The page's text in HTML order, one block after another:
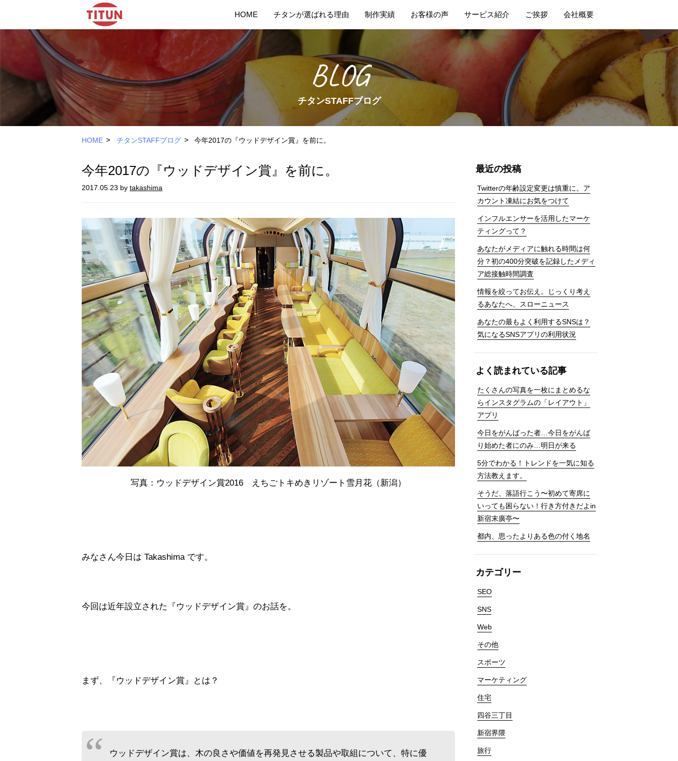
HOME チタンが選ばれる理由 制作実績 お客様の声 サービス紹介 ご挨拶 会社概要
BLOG
チタンSTAFFブログ
HOME > チタンSTAFFブログ > 今年2017の『ウッドデザイン賞』を前に。
今年2017の『ウッドデザイン賞』を前に。
2017.05.23 by takashima
写真：ウッドデザイン賞2016 えちごトキめきリゾート雪月花（新潟）
みなさん今日は Takashima です。
今回は近年設立された『ウッドデザイン賞』のお話を。
まず、『ウッドデザイン賞』とは？
ウッドデザイン賞は、木の良さや価値を再発見させる製品や取組について、特に優
最近の投稿
Twitterの年齢設定変更は慎重に。ア
カウント凍結にお気をつけて
インフルエンサーを活用したマーケ
ティングって？
あなたがメディアに触れる時間は何
分？初の400分突破を記録したメディ
ア総接触時間調査
情報を絞ってお伝え。じっくり考え
るあなたへ、スローニュース
あなたの最もよく利用するSNSは？
気になるSNSアプリの利用状況
よく読まれている記事
たくさんの写真を一枚にまとめるな
らインスタグラムの「レイアウト」
アプリ
今日をがんばった者…今日をがんば
り始めた者にのみ…明日が来る
5分でわかる！トレンドを一気に知る
方法教えます。
そうだ、落語行こう〜初めて寄席に
いっても困らない！行き方付きだよin
新宿末廣亭〜
都内、思ったよりある色の付く地名
カテゴリー
SEO
SNS
Web
その他
スポーツ
マーケティング
住宅
四谷三丁目
新宿界隈
旅行